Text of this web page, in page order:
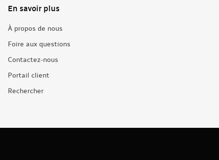
En savoir plus
À propos de nous
Foire aux questions
Contactez-nous
Portail client
Rechercher